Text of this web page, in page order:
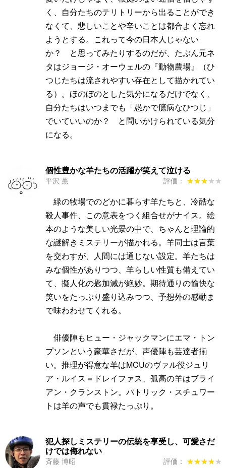
く、自分たちのテリトリーから出ることができ
なくて、悲しいことや辛いことは都合よく忘れ
ようとする。これって今の日本人じゃない
か？ と思ってみたりするのだが、たぶん元ネ
タはジョージ・オーウェルの『動物農場』（ひ
つじたちは流されやすい存在として描かれてい
る）。ほのぼのとした気分になるだけでなく、
自分たちはいつまでも「愚かで臆病なひつじ」
でいていいのか？ と問いかけられている気分
になる。
個性豊かな羊たちの活躍が笑えて泣ける
平沢 薫 評価： ★★★★★
★★★★★
緑の牧場でのどかに暮らす羊たちと、冷酷な
殺人事件、この意表をつく組合せがナイス。絵
本のような美しい光景の中で、ちゃんと理論的
な謎解きミステリーが描かれる。羊同士は言葉
を交わすが、人間には通じない設定。羊たちは
みな個性がありつつ、羊らしい性質も備えてい
て、擬人化の匙加減が絶妙。期待通りの愉快な
笑いをたっぷり盛り込みつつ、予想外の感動ま
で味わわせてくれる。
俳優陣もヒュー・ジャックマンにエマ・トン
プソンという豪華さだが、声優陣も芸達者揃
い。推理が得意な羊はMCUのヴァル役ジュリ
ア・ルイス＝ドレイファス、孤高の羊はブライ
アン・クランストン。パトリック・スチュワー
トは羊の声でも貫禄たっぷり。
犯人探しミステリーの伝統を享受し、可愛さだ
けでは侮れない
斉藤 博昭 評価： ★★★★★
★★★★★